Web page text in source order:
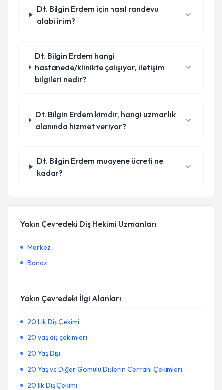
Dt. Bilgin Erdem için nasıl randevu
alabilirim?
Dt. Bilgin Erdem hangi
hastanede/klinikte çalışıyor, iletişim
bilgileri nedir?
Dt. Bilgin Erdem kimdir, hangi uzmanlık
alanında hizmet veriyor?
Dt. Bilgin Erdem muayene ücreti ne
kadar?
Yakın Çevredeki Diş Hekimi Uzmanları
Merkez
Banaz
Yakın Çevredeki İlgi Alanları
20 Lik Diş Çekimi
20 yaş diş çekimleri
20 Yaş Dişi
20 Yaş ve Diğer Gömülü Dişlerin Cerrahi Çekimleri
20'lik Diş Çekimi